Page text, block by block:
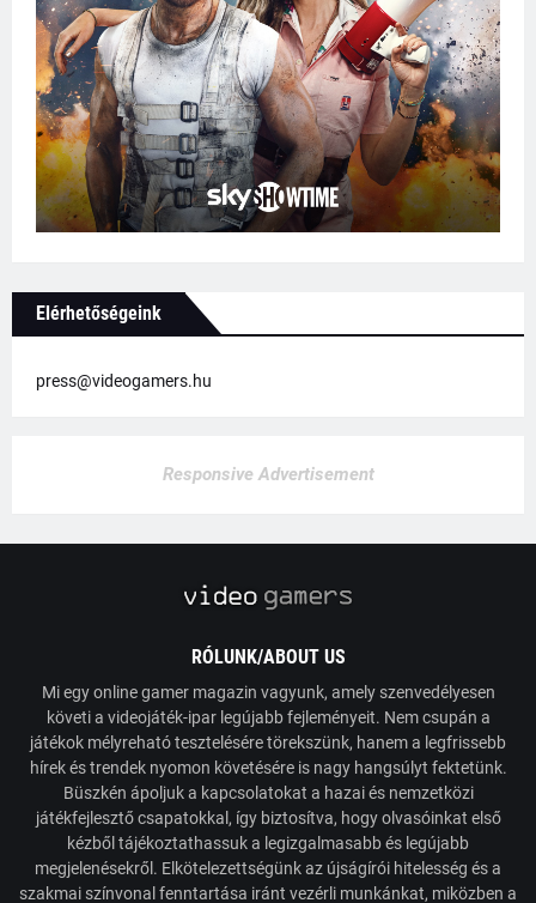
Elérhetőségeink
press@videogamers.hu
Responsive Advertisement
RÓLUNK/ABOUT US
Mi egy online gamer magazin vagyunk, amely szenvedélyesen
követi a videojáték-ipar legújabb fejleményeit. Nem csupán a
játékok mélyreható tesztelésére törekszünk, hanem a legfrissebb
hírek és trendek nyomon követésére is nagy hangsúlyt fektetünk.
Büszkén ápoljuk a kapcsolatokat a hazai és nemzetközi
játékfejlesztő csapatokkal, így biztosítva, hogy olvasóinkat első
kézből tájékoztathassuk a legizgalmasabb és legújabb
megjelenésekről. Elkötelezettségünk az újságírói hitelesség és a
szakmai színvonal fenntartása iránt vezérli munkánkat, miközben a